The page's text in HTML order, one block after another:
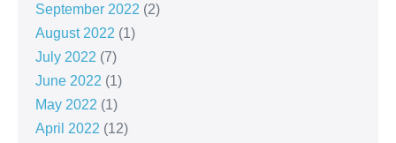
September 2022 (2)
August 2022 (1)
July 2022 (7)
June 2022 (1)
May 2022 (1)
April 2022 (12)